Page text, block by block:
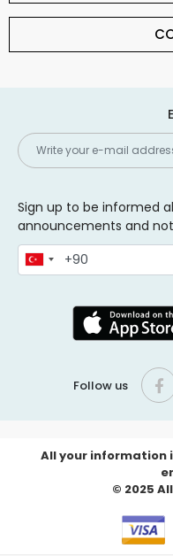
Sign up to be informed
announcements and
Follow us
All your information
© 2025